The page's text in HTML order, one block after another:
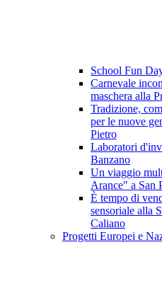
School Fun
Carnevale
maschera alla
Tradizione,
per le nuove
Pietro
Laboratori
Banzano
Un viaggio
Arance" a San
È tempo di
sensoriale alla
Caliano
Progetti Europei e